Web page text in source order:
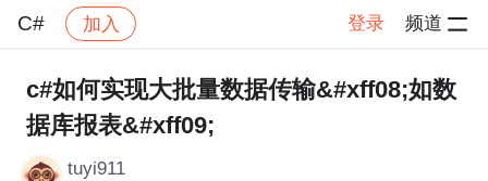
C# 加入 登录 频道
社区 C# 帖子详情
c#如何实现大批量数据传输&#xff08;如数
据库报表&#xff09;
tuyi911